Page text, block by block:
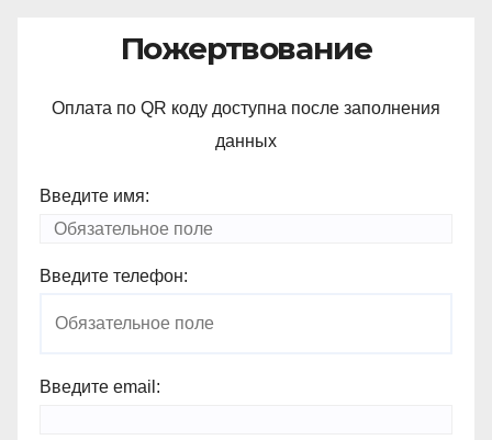
Пожертвование
Оплата по QR коду доступна после заполнения
данных
Введите имя:
Введите телефон:
Введите email: